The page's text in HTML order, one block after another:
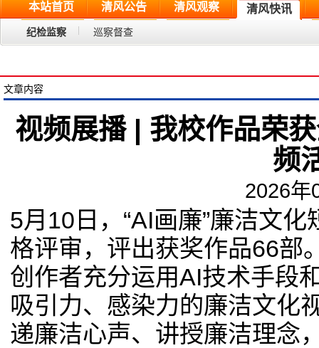
本站首页 清风公告 清风观察 清风快讯
纪检监察 巡察督查
文章内容
视频展播 | 我校作品荣
频
2026
5月10日，“AI画廉”廉洁文
格评审，评出获奖作品66部
创作者充分运用AI技术手段
吸引力、感染力的廉洁文化
递廉洁心声、讲授廉洁理念